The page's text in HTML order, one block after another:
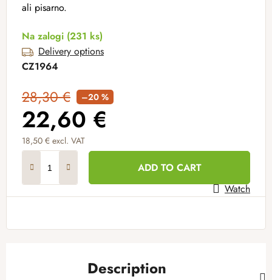
ali pisarno.
Na zalogi (231 ks)
Delivery options
CZ1964
28,30 € –20 %
22,60 €
18,50 € excl. VAT
ADD TO CART
Watch
Description